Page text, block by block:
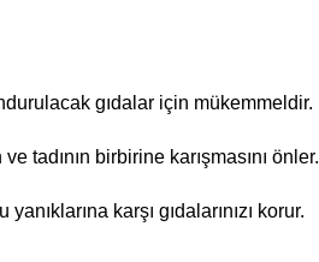
gıdalar için mükemmeldir.
tadının birbirine karışmasını önler.
karşı gıdalarınızı korur.